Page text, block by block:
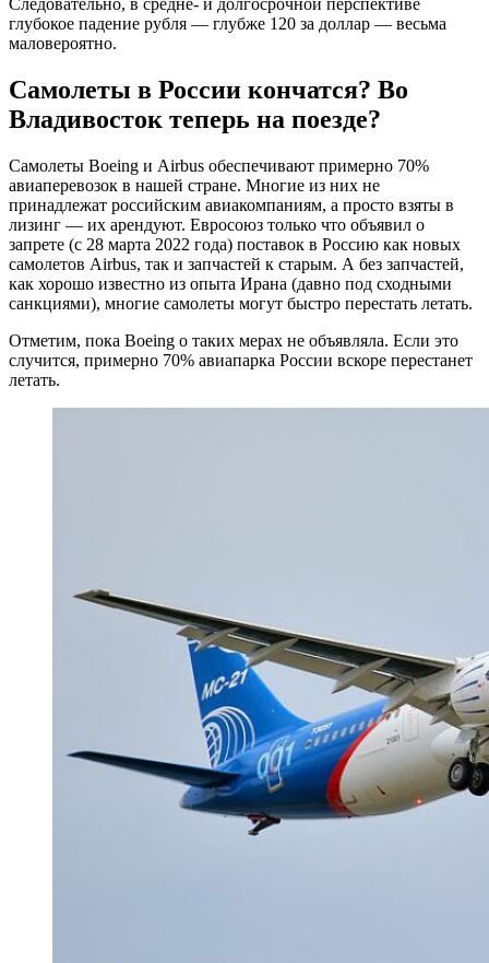
Следовательно, в средне- и долгосрочной перспективе
глубокое падение рубля — глубже 120 за доллар — весьма
маловероятно.
Самолеты в России кончатся? Во
Владивосток теперь на поезде?
Самолеты Boeing и Airbus обеспечивают примерно 70%
авиаперевозок в нашей стране. Многие из них не
принадлежат российским авиакомпаниям, а просто взяты в
лизинг — их арендуют. Евросоюз только что объявил о
запрете (с 28 марта 2022 года) поставок в Россию как новых
самолетов Airbus, так и запчастей к старым. А без запчастей,
как хорошо известно из опыта Ирана (давно под сходными
санкциями), многие самолеты могут быстро перестать летать.
Отметим, пока Boeing о таких мерах не объявляла. Если это
случится, примерно 70% авиапарка России вскоре перестанет
летать.